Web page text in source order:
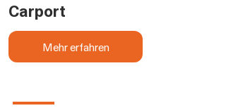
Carport
Mehr erfahren